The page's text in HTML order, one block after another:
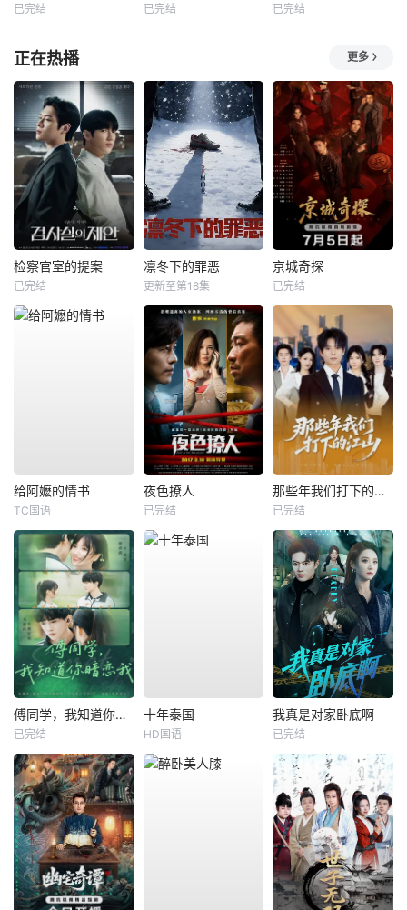
已完结 已完结 已完结
正在热播 更多
检察官室的提案
已完结
凛冬下的罪恶
更新至第18集
京城奇探
已完结
给阿嬷的情书
TC国语
夜色撩人
已完结
那些年我们打下的江山
已完结
傅同学，我知道你暗恋我
已完结
十年泰国
HD国语
我真是对家卧底啊
已完结